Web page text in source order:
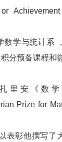
数学与统计系
分预备课程和
里安《数
Prize for
表彰他撰写了